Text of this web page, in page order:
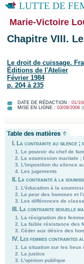
LUTTE DE
Marie-Victoire
Chapitre VIII.
Le droit de cuissage.
Éditions de l'Atelier
Février 1984
p. 204 à 235
DATE DE RÉDACTION : 01/
MISE EN LIGNE : 03/09/2006
I. La contrainte au silence ;
1. Le pouvoir du chef de
2. La soumission maritale ;
3. L'imposition du silence
4. Les jugements
II. La contrainte à la
1. L'éducation à la
2. La peur des hommes et
3. Les différences de
III. La contrainte sexuelle
1. La résignation des
2. La faible résistance des
3. Céder aux désirs des
IV. Les femmes contraintes
1. La situation sur les lieux
2. La justice
3. L'opinion publique